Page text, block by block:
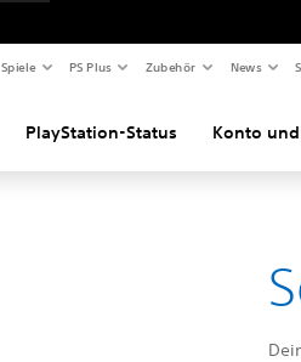
Spiele PS Plus Zubehör News
PlayStation-Status Konto